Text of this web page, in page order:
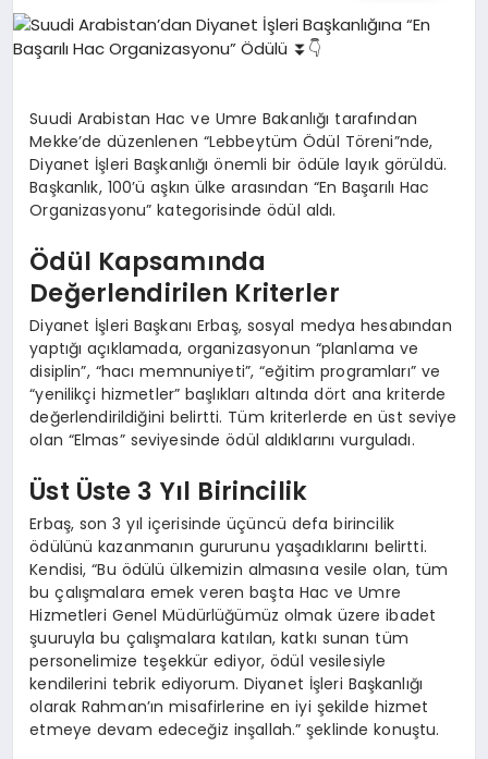
Suudi Arabistan Hac ve Umre Bakanlığı tarafından
Mekke’de düzenlenen “Lebbeytüm Ödül Töreni”nde,
Diyanet İşleri Başkanlığı önemli bir ödüle layık görüldü.
Başkanlık, 100’ü aşkın ülke arasından “En Başarılı Hac
Organizasyonu” kategorisinde ödül aldı.
Ödül Kapsamında
Değerlendirilen Kriterler
Diyanet İşleri Başkanı Erbaş, sosyal medya hesabından
yaptığı açıklamada, organizasyonun “planlama ve
disiplin”, “hacı memnuniyeti”, “eğitim programları” ve
“yenilikçi hizmetler” başlıkları altında dört ana kriterde
değerlendirildiğini belirtti. Tüm kriterlerde en üst seviye
olan “Elmas” seviyesinde ödül aldıklarını vurguladı.
Üst Üste 3 Yıl Birincilik
Erbaş, son 3 yıl içerisinde üçüncü defa birincilik
ödülünü kazanmanın gururunu yaşadıklarını belirtti.
Kendisi, “Bu ödülü ülkemizin almasına vesile olan, tüm
bu çalışmalara emek veren başta Hac ve Umre
Hizmetleri Genel Müdürlüğümüz olmak üzere ibadet
şuuruyla bu çalışmalara katılan, katkı sunan tüm
personelimize teşekkür ediyor, ödül vesilesiyle
kendilerini tebrik ediyorum. Diyanet İşleri Başkanlığı
olarak Rahman’ın misafirlerine en iyi şekilde hizmet
etmeye devam edeceğiz inşallah.” şeklinde konuştu.